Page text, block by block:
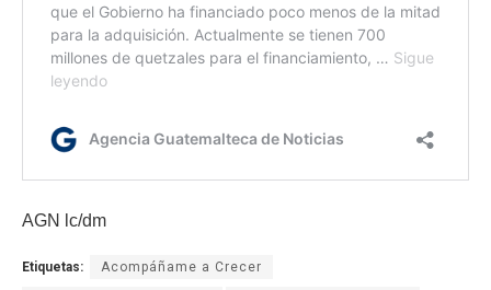
AGN lc/dm
Etiquetas: Acompáñame a Crecer